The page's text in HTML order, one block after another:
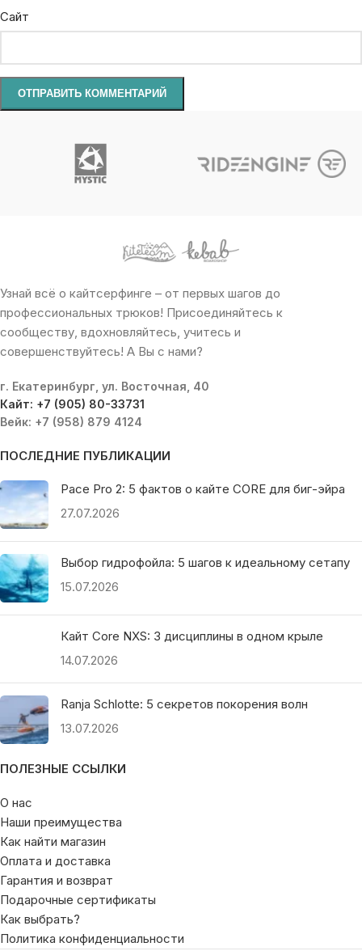
Сайт
Узнай всё о кайтсерфинге – от первых шагов до
профессиональных трюков! Присоединяйтесь к
сообществу, вдохновляйтесь, учитесь и
совершенствуйтесь! А Вы с нами?
г. Екатеринбург, ул. Восточная, 40
Кайт: +7 (905) 80-33731
Вейк: +7 (958) 879 4124
ПОСЛЕДНИЕ ПУБЛИКАЦИИ
Pace Pro 2: 5 фактов о кайте CORE для биг-эйра
27.07.2026
Выбор гидрофойла: 5 шагов к идеальному сетапу
15.07.2026
Кайт Core NXS: 3 дисциплины в одном крыле
14.07.2026
Ranja Schlotte: 5 секретов покорения волн
13.07.2026
ПОЛЕЗНЫЕ ССЫЛКИ
О нас
Наши преимущества
Как найти магазин
Оплата и доставка
Гарантия и возврат
Подарочные сертификаты
Как выбрать?
Политика конфиденциальности